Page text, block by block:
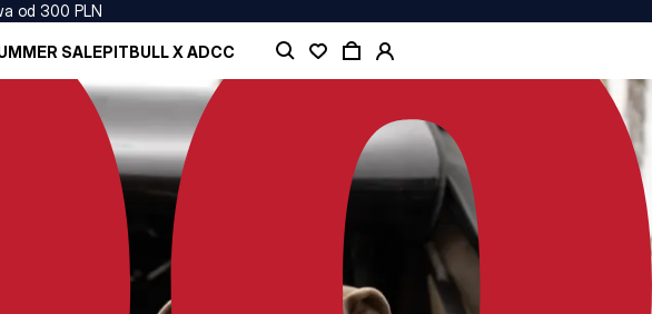
od 300 PLN
SALEPITBULL X ADCC